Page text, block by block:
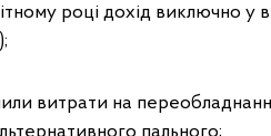
році дохід виключно у
витрати на
пального;